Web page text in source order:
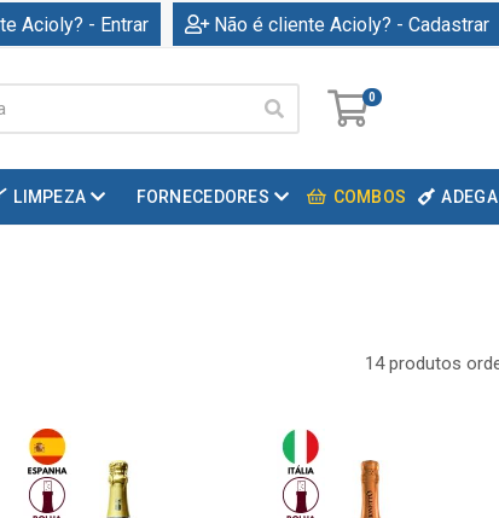
Acioly? - Entrar Não é cliente Acioly? - Cadastrar
0
LIMPEZA FORNECEDORES COMBOS
14 produtos